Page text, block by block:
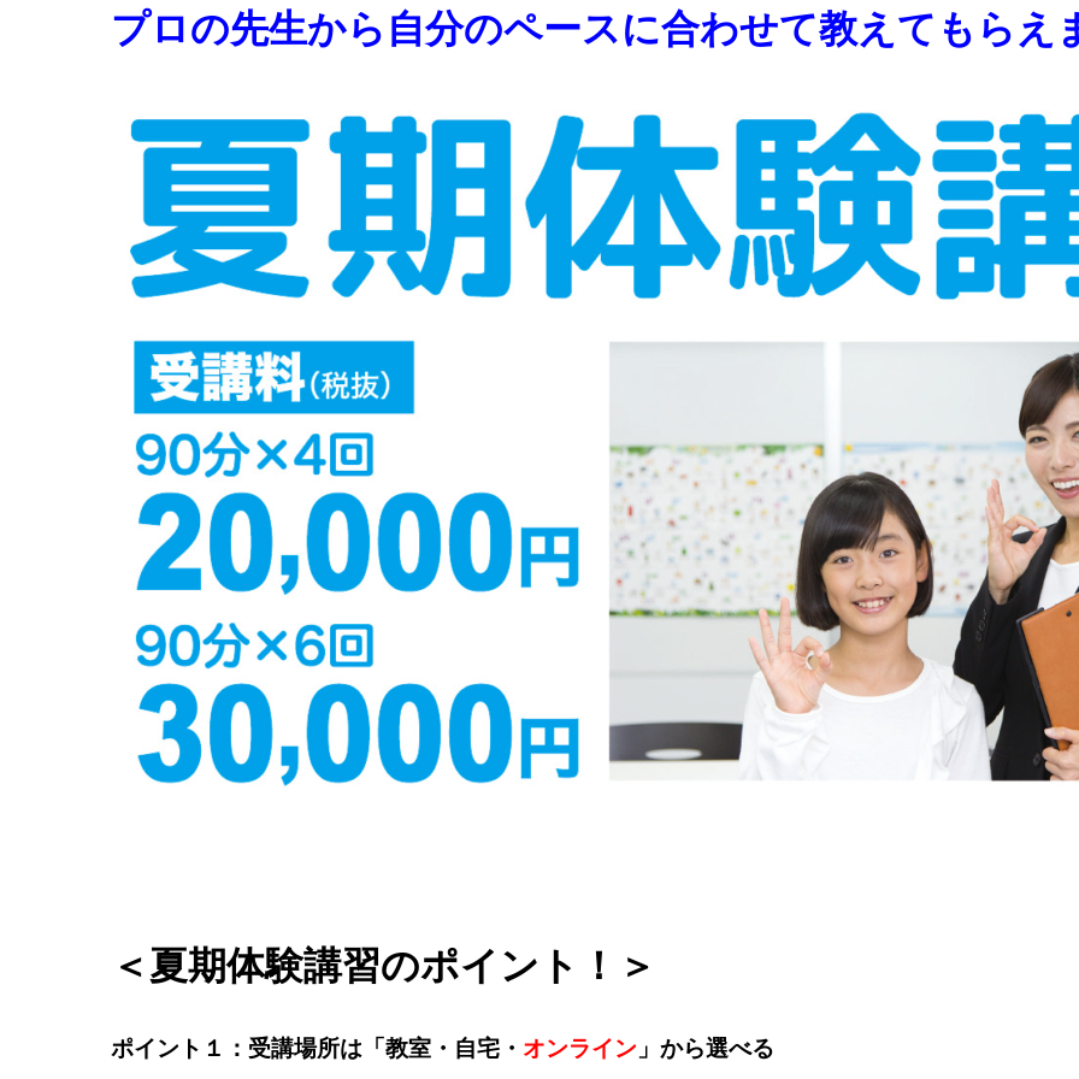
プロの先生から自分のペースに合わせて教えてもらえ
＜夏期体験講習のポイント！＞
ポイント１：受講場所は「教室・自宅・ オンライン 」から選べる